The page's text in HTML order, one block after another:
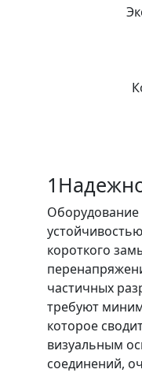
1
Оборудование
короткого
частичных
требуют
которое
визуальным
соединений,